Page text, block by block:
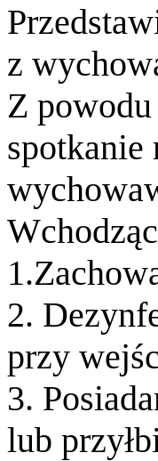
z
Z
spotkanie
2.
przy
3.
lub